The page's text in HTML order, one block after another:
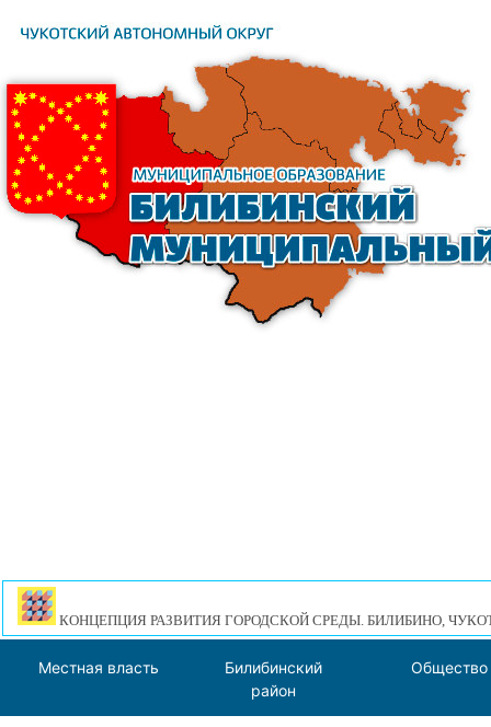
КОНЦЕПЦИЯ РАЗВИТИЯ ГОРОДСКОЙ СРЕДЫ. БИЛИБИНО,
Местная власть
Билибинский
район
Общество